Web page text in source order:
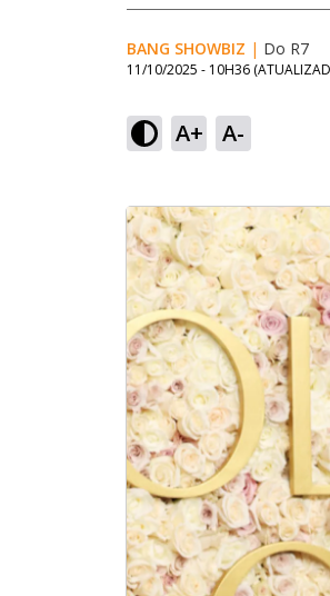
BANG SHOWBIZ | Do R7
11/10/2025 - 10H36
A+ A-